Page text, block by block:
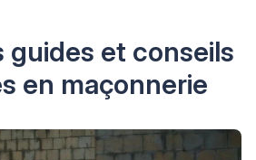
guides et conseils
en maçonnerie